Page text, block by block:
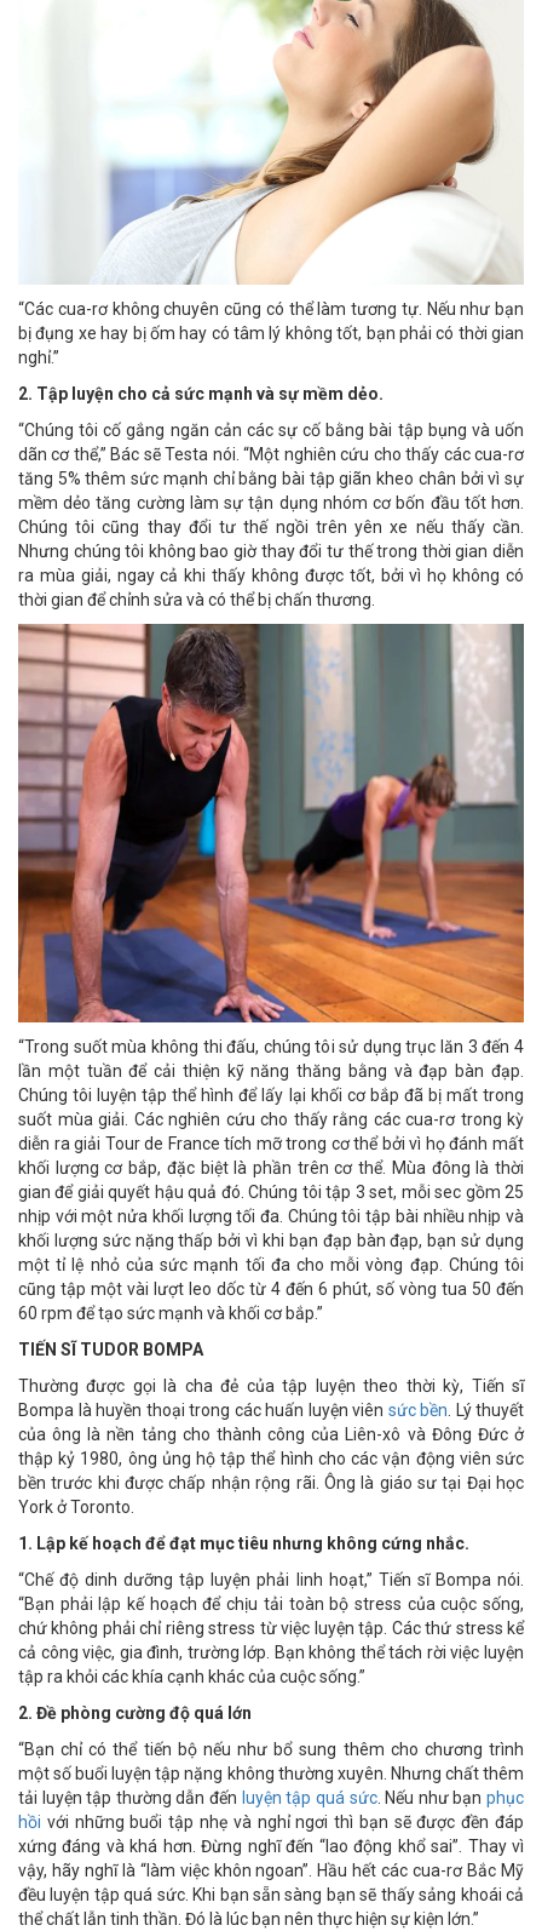
“Các cua-rơ không chuyên cũng có thể làm tương tự. Nếu như bạn
bị đụng xe hay bị ốm hay có tâm lý không tốt, bạn phải có thời gian
nghỉ.”
2. Tập luyện cho cả sức mạnh và sự mềm dẻo.
“Chúng tôi cố gắng ngăn cản các sự cố bằng bài tập bụng và uốn
dãn cơ thể,” Bác sẽ Testa nói. “Một nghiên cứu cho thấy các cua-rơ
tăng 5% thêm sức mạnh chỉ bằng bài tập giãn kheo chân bởi vì sự
mềm dẻo tăng cường làm sự tận dụng nhóm cơ bốn đầu tốt hơn.
Chúng tôi cũng thay đổi tư thế ngồi trên yên xe nếu thấy cần.
Nhưng chúng tôi không bao giờ thay đổi tư thế trong thời gian diễn
ra mùa giải, ngay cả khi thấy không được tốt, bởi vì họ không có
thời gian để chỉnh sửa và có thể bị chấn thương.
“Trong suốt mùa không thi đấu, chúng tôi sử dụng trục lăn 3 đến 4
lần một tuần để cải thiện kỹ năng thăng bằng và đạp bàn đạp.
Chúng tôi luyện tập thể hình để lấy lại khối cơ bắp đã bị mất trong
suốt mùa giải. Các nghiên cứu cho thấy rằng các cua-rơ trong kỳ
diễn ra giải Tour de France tích mỡ trong cơ thể bởi vì họ đánh mất
khối lượng cơ bắp, đặc biệt là phần trên cơ thể. Mùa đông là thời
gian để giải quyết hậu quả đó. Chúng tôi tập 3 set, mỗi sec gồm 25
nhịp với một nửa khối lượng tối đa. Chúng tôi tập bài nhiều nhịp và
khối lượng sức nặng thấp bởi vì khi bạn đạp bàn đạp, bạn sử dụng
một tỉ lệ nhỏ của sức mạnh tối đa cho mỗi vòng đạp. Chúng tôi
cũng tập một vài lượt leo dốc từ 4 đến 6 phút, số vòng tua 50 đến
60 rpm để tạo sức mạnh và khối cơ bắp.”
TIẾN SĨ TUDOR BOMPA
Thường được gọi là cha đẻ của tập luyện theo thời kỳ, Tiến sĩ
Bompa là huyền thoại trong các huấn luyện viên sức bền . Lý thuyết
của ông là nền tảng cho thành công của Liên-xô và Đông Đức ở
thập kỷ 1980, ông ủng hộ tập thể hình cho các vận động viên sức
bền trước khi được chấp nhận rộng rãi. Ông là giáo sư tại Đại học
York ở Toronto.
1. Lập kế hoạch để đạt mục tiêu nhưng không cứng nhắc.
“Chế độ dinh dưỡng tập luyện phải linh hoạt,” Tiến sĩ Bompa nói.
“Bạn phải lập kế hoạch để chịu tải toàn bộ stress của cuộc sống,
chứ không phải chỉ riêng stress từ việc luyện tập. Các thứ stress kể
cả công việc, gia đình, trường lớp. Bạn không thể tách rời việc luyện
tập ra khỏi các khía cạnh khác của cuộc sống.”
2. Đề phòng cường độ quá lớn
“Bạn chỉ có thể tiến bộ nếu như bổ sung thêm cho chương trình
một số buổi luyện tập nặng không thường xuyên. Nhưng chất thêm
tải luyện tập thường dẫn đến luyện tập quá sức. Nếu như bạnphục
hồi với những buổi tập nhẹ và nghỉ ngơi thì bạn sẽ được đền đáp
xứng đáng và khá hơn. Đừng nghĩ đến “lao động khổ sai”. Thay vì
vậy, hãy nghĩ là “làm việc khôn ngoan”. Hầu hết các cua-rơ Bắc Mỹ
đều luyện tập quá sức. Khi bạn sẵn sàng bạn sẽ thấy sảng khoái cả
thể chất lẫn tinh thần. Đó là lúc bạn nên thực hiện sự kiện lớn.”